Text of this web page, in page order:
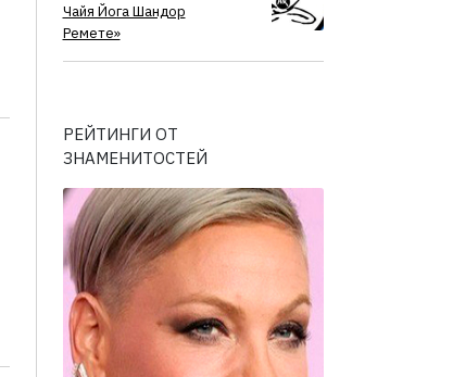
Чайя Йога Шандор
Ремете»
РЕЙТИНГИ ОТ
ЗНАМЕНИТОСТЕЙ